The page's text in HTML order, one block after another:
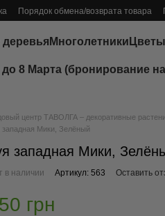
Порядок обмена/возврата товара
Многолетники Цветы
8 Марта (бронирование
центр ТАВОЛГА – декоративные
западная Мики, Зелёный
западная Мики,
в наличии Артикул: 563 Оставить
грн